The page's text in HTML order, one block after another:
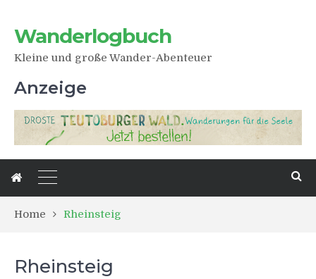
Wanderlogbuch
Kleine und große Wander-Abenteuer
Anzeige
Home Rheinsteig
Rheinsteig